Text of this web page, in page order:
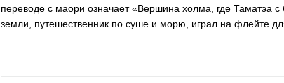
переводе с маори означает «Вершина холма, где Таматэа
земли, путешественник по суше и морю, играл на флейте